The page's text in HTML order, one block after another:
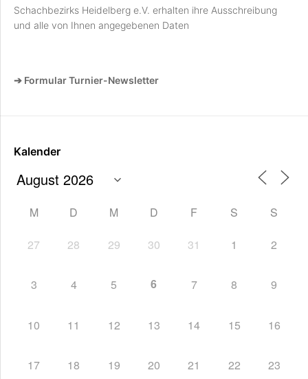
Schachbezirks Heidelberg e.V. erhalten ihre Ausschreibung
und alle von Ihnen angegebenen Daten
➔ Formular Turnier-Newsletter
Kalender
M D M D F S S
27 28 29 30 31 1 2
3 4 5 6 7 8 9
10 11 12 13 14 15 16
17 18 19 20 21 22 23